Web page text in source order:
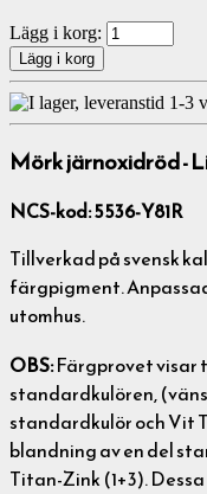
Lägg i korg:
Mörk järnoxidröd -
NCS-kod: 5536-Y81R
Tillverkad på svensk
färgpigment.
utomhus.
OBS:Färgprovet visar
standardkulören,
standardkulör och Vit
blandning av en del
Titan-Zink (1+3).